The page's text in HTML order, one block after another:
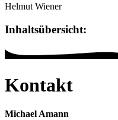
Helmut Wiener
Inhaltsübersicht:
Kontakt
Michael Amann